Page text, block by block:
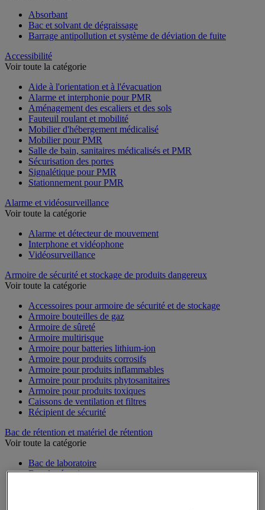
Absorbant
Bac et solvant de dégraissage
Barrage antipollution et système de déviation de fuite
Accessibilité
Voir toute la catégorie
Aide à l'orientation et à l'évacuation
Alarme et interphonie pour PMR
Aménagement des escaliers et des sols
Fauteuil roulant et mobilité
Mobilier d'hébergement médicalisé
Mobilier pour PMR
Salle de bain, sanitaires médicalisés et PMR
Sécurisation des portes
Signalétique pour PMR
Stationnement pour PMR
Alarme et vidéosurveillance
Voir toute la catégorie
Alarme et détecteur de mouvement
Interphone et vidéophone
Vidéosurveillance
Armoire de sécurité et stockage de produits dangereux
Voir toute la catégorie
Accessoires pour armoire de sécurité et de stockage
Armoire bouteilles de gaz
Armoire de sûreté
Armoire multirisque
Armoire pour batteries lithium-ion
Armoire pour produits corrosifs
Armoire pour produits inflammables
Armoire pour produits phytosanitaires
Armoire pour produits toxiques
Caissons de ventilation et filtres
Récipient de sécurité
Bac de rétention et matériel de rétention
Voir toute la catégorie
Bac de laboratoire
Bac de rétention